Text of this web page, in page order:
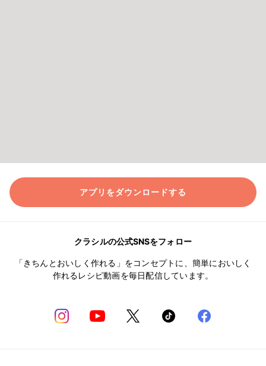
アプリをダウンロードする
クラシルの公式SNSをフォロー
「きちんとおいしく作れる」をコンセプトに、簡単においしく
作れるレシピ動画を毎日配信しています。